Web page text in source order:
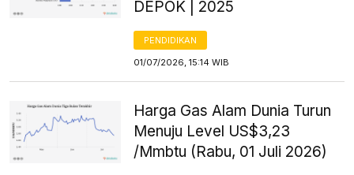
DEPOK | 2025
PENDIDIKAN
01/07/2026, 15:14 WIB
Harga Gas Alam Dunia Turun
Menuju Level US$3,23
/Mmbtu (Rabu, 01 Juli 2026)